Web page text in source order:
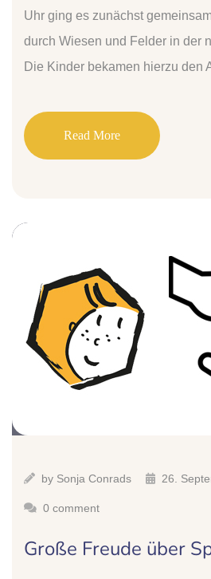
Uhr ging es zunächst
durch Wiesen und Felder in der
Die Kinder bekamen hierzu den
Read More
by Sonja Conrads 26.
0 comment
Große Freude über